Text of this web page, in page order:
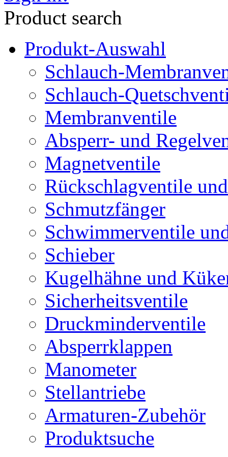
Product search
Produkt-Auswahl
Schlauch-
Schlauch-
Membranventile
Absperr- und
Magnetventile
Rückschlagventile
Schmutzfänger
Schwimmerventile
Schieber
Kugelhähne und
Sicherheitsventile
Druckminderventile
Absperrklappen
Manometer
Stellantriebe
Armaturen-Zubehör
Produktsuche